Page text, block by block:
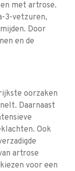
met artrose.
3-vetzuren,
Door
en de
oorzaken
Daarnaast
Ook
artrose
voor een